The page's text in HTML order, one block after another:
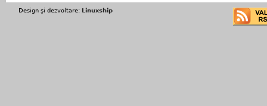
Design şi dezvoltare: Linuxship